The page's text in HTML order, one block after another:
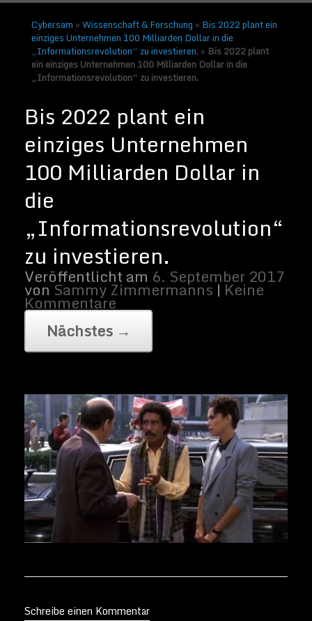
Cybersam »Wissenschaft & Forschung » Bis 2022 plant ein
einziges Unternehmen 100 Milliarden Dollar in die
„Informationsrevolution“ zu investieren. » Bis 2022 plant
ein einziges Unternehmen 100 Milliarden Dollar in die
„Informationsrevolution“ zu investieren.
Schreibe einen Kommentar